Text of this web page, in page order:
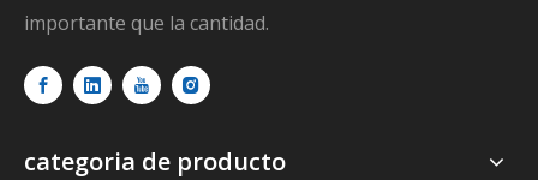
importante que la cantidad.
categoria de producto